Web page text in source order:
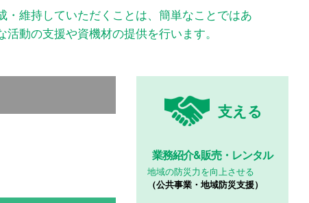
維持していただくことは、簡単なことではあ
動の支援や資機材の提供を行います。
支える
業務紹介&販売・レンタル
地域の防災力を向上させる
（公共事業・地域防災支援）